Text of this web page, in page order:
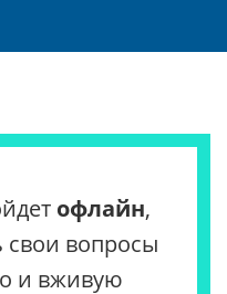
офлайн,
свои вопросы
и вживую